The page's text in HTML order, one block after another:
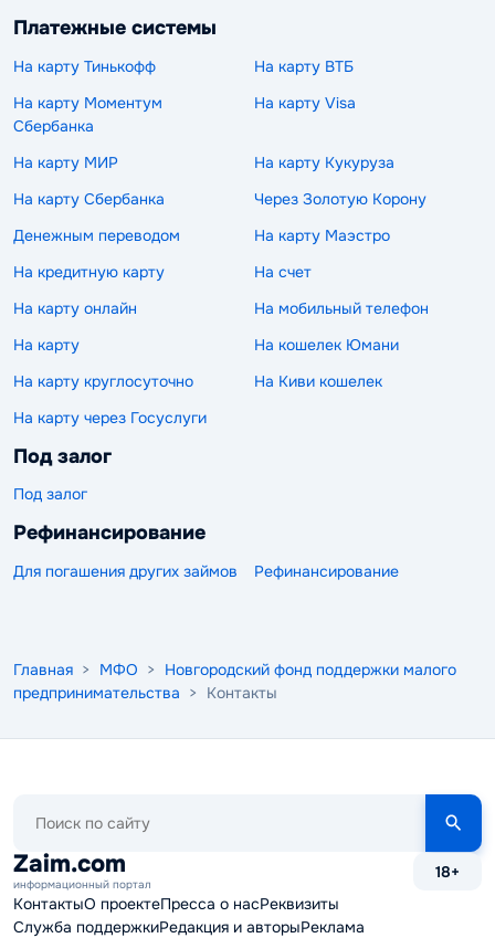
Платежные системы
На карту Тинькофф
На карту ВТБ
На карту Моментум
Сбербанка
На карту Visa
На карту МИР
На карту Кукуруза
На карту Сбербанка
Через Золотую Корону
Денежным переводом
На карту Маэстро
На кредитную карту
На счет
На карту онлайн
На мобильный телефон
На карту
На кошелек Юмани
На карту круглосуточно
На Киви кошелек
На карту через Госуслуги
Под залог
Под залог
Рефинансирование
Для погашения других займов Рефинансирование
Главная > МФО > Новгородский фонд поддержки малого
предпринимательства > Контакты
сайту
Zaim.com
информационный портал
18+
КонтактыО проектеПресса о насРеквизиты
Служба поддержкиРедакция и авторыРеклама